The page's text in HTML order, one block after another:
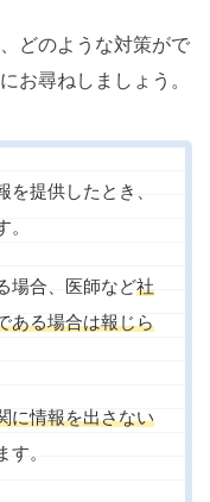
どのような対策がで
お尋ねしましょう。
提供したとき、
場合、医師など社
ある場合は報じら
に情報を出さない
す。